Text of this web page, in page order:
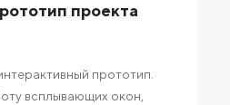
проекта
прототип.
всплывающих окон,